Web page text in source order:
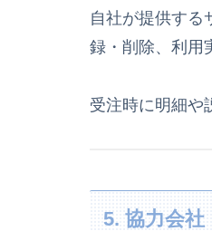
自社が提供する
録・削除、利用
受注時に明細や
5. 協力会社